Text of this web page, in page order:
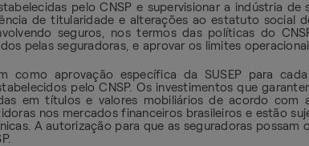
pelo CNSP e supervisionar a indústria de
de titularidade e alterações ao estatuto social
seguros, nos termos das políticas do
pelas seguradoras, e aprovar os limites
como aprovação específica da SUSEP para
pelo CNSP. Os investimentos que
em títulos e valores mobiliários de acordo com
nos mercados financeiros brasileiros e estão
A autorização para que as seguradoras possam